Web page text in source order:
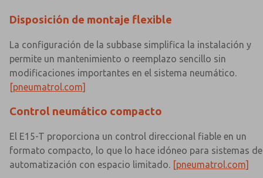
Disposición de montaje flexible
La configuración de la subbase simplifica la instalación y
permite un mantenimiento o reemplazo sencillo sin
modificaciones importantes en el sistema neumático.
[pneumatrol.com]
Control neumático compacto
El E15-T proporciona un control direccional fiable en un
formato compacto, lo que lo hace idóneo para sistemas de
automatización con espacio limitado. [pneumatrol.com]